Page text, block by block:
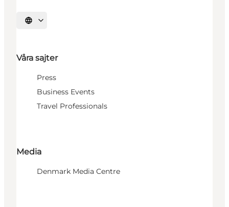
Välj språk
Våra sajter
Press
Business Events
Travel Professionals
Media
Denmark Media Centre